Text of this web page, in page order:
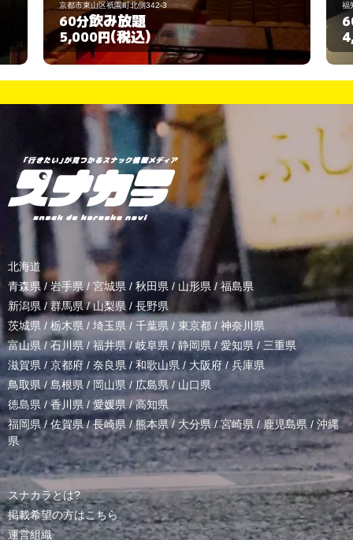
都市東山区祇園町北側342-3
飲み放題
円(税込)
福知山市篠尾新町1-
60分飲み
(
北海道
青森県 / 岩手県/ 宮城県 / 秋田県 / 山形県/ 福島県
新潟県 /群馬県/山梨県 / 長野県
茨城県 / 栃木県 / 埼玉県 / 千葉県 / 東京都 / 神奈川県
富山県 /石川県/福井県/岐阜県 / 静岡県 / 愛知県 / 三重県
滋賀県 / 京都府 / 奈良県 / 和歌山県/ 大阪府 /兵庫県
鳥取県/ 島根県 /岡山県/ 広島県 / 山口県
徳島県 /香川県 / 愛媛県/高知県
福岡県/佐賀県/長崎県 /熊本県/ 大分県/宮崎県 /鹿児島県 / 沖縄
県
スナカラとは?
掲載希望の方はこちら
運営組織